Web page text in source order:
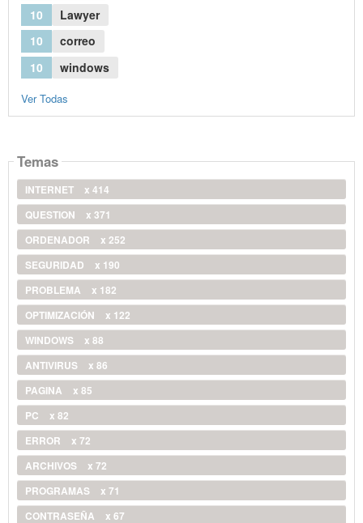
10
Lawyer
10
correo
10
windows
Ver Todas
Temas
INTERNET
x 414
QUESTION
x 371
ORDENADOR
x 252
SEGURIDAD
x 190
PROBLEMA
x 182
OPTIMIZACIÓN
x 122
WINDOWS
x 88
ANTIVIRUS
x 86
PAGINA
x 85
PC
x 82
ERROR
x 72
ARCHIVOS
x 72
PROGRAMAS
x 71
CONTRASEÑA
x 67